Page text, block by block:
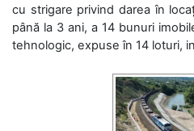
cu strigare privind darea în
până la 3 ani, a 14 bunuri
tehnologic, expuse în 14 loturi,